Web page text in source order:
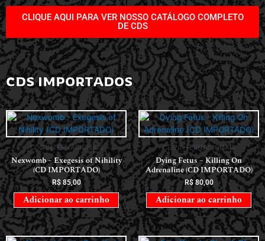
CLIQUE AQUI PARA VER NOSSO CATÁLOGO COMPLETO
DE CDS
CDS IMPORTADOS
CDS INTERNACIONAIS
Nexwomb – Exegesis of Nihility
(CD IMPORTADO)
R$85,00
Adicionar ao carrinho
CDS INTERNACIONAIS
Dying Fetus – Killing On
Adrenaline (CD IMPORTADO)
R$80,00
Adicionar ao carrinho